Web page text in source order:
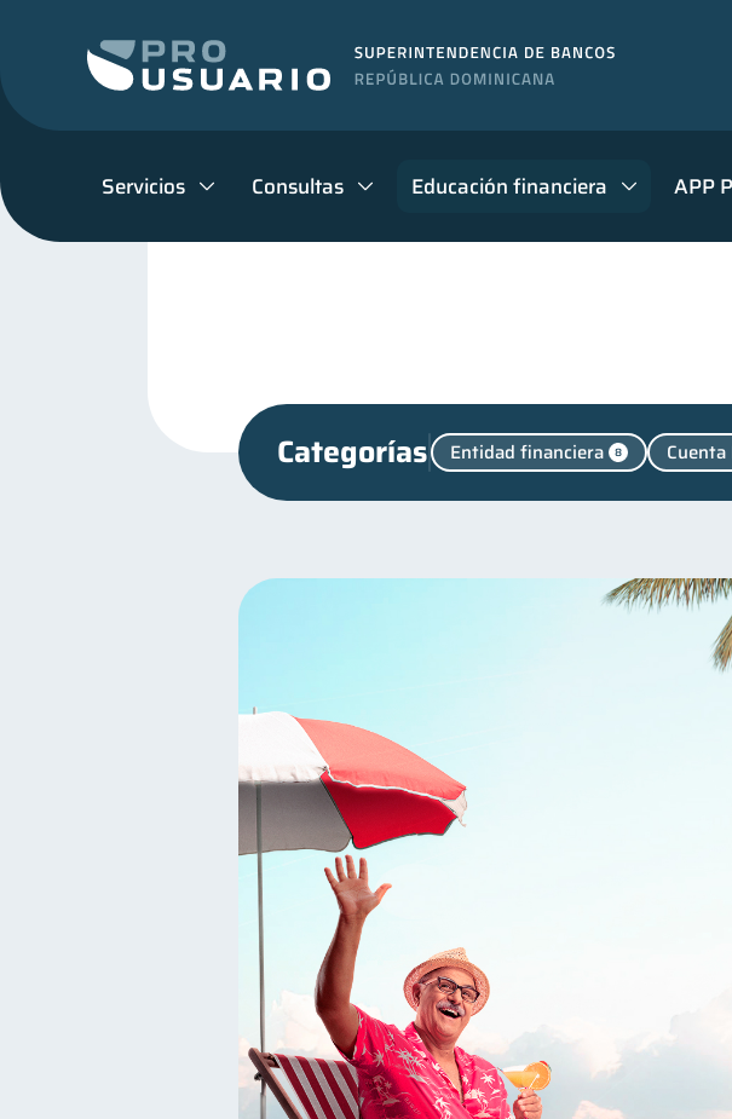
Servicios Consultas Educación financiera APP
Categorías Entidad financiera 8
Organización
Historial
Superintendencia de
Cuenta Abandonada
Educación Financiera
Gasto responsable 1